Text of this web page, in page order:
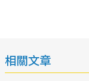
相關文章